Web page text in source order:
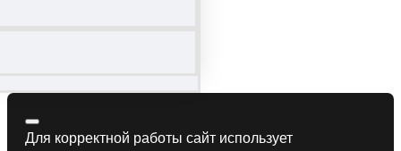
Для корректной работы сайт использует